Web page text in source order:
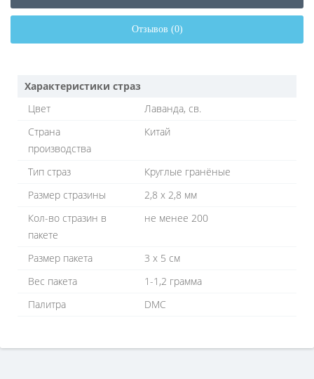
Отзывов (0)
Характеристики страз
Цвет
Лаванда, св.
Страна
производства
Китай
Тип страз
Круглые гранёные
Размер стразины
2,8 х 2,8 мм
Кол-во стразин в
пакете
не менее 200
Размер пакета
3 х 5 см
Вес пакета
1-1,2 грамма
Палитра
DMC